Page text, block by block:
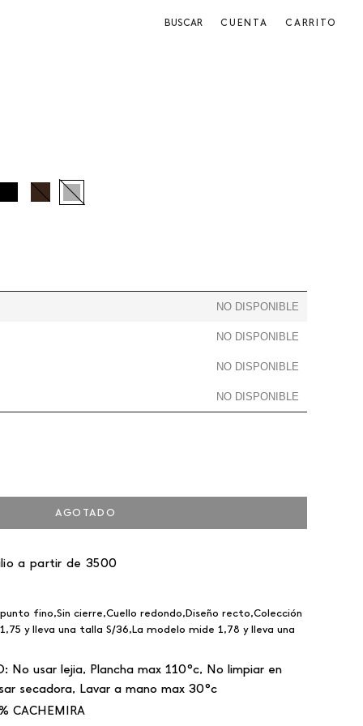
BUSCAR CUENTA CARRITO
marrongris
NO DISPONIBLE
NO DISPONIBLE
NO DISPONIBLE
NO DISPONIBLE
AGOTADO
a partir de 3500
fino,Sin cierre,Cuello redondo,Diseño recto,Colección
y lleva una talla S/36,La modelo mide 1,78 y lleva una
No usar lejia, Plancha max 110°c, No limpiar en
secadora, Lavar a mano max 30°c
CACHEMIRA